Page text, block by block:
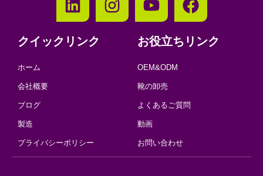
クイックリンク
ホーム
会社概要
ブログ
製造
プライバシーポリシー
お役立ちリンク
OEM&ODM
靴の卸売
よくあるご質問
動画
お問い合わせ